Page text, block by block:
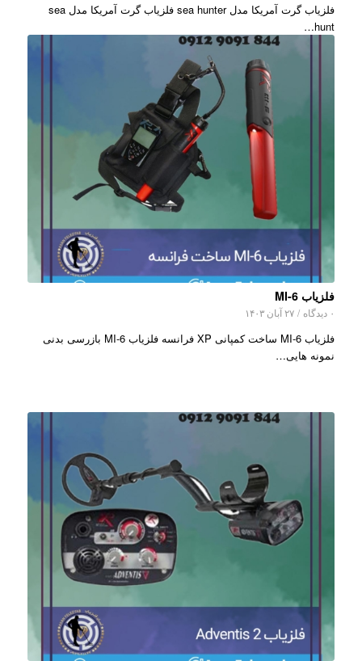
فلزیاب گرت آمریکا مدل sea hunter فلزیاب گرت آمریکا مدل sea
hunt…
فلزیاب MI-6
۰ دیدگاه / ۲۷ آبان ۱۴۰۳
فلزیاب MI-6 ساخت کمپانی XP فرانسه فلزیاب MI-6 بازرسی بدنی
نمونه هایی…